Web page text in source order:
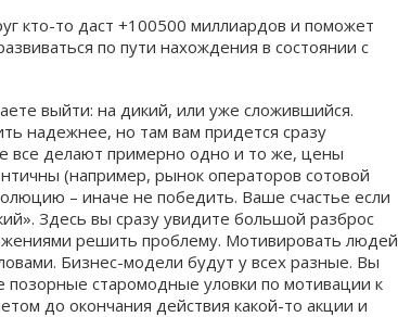
кто-то даст +100500 миллиардов и поможет
по пути нахождения в состоянии с
выйти: на дикий, или уже сложившийся.
надежнее, но там вам придется сразу
все делают примерно одно и то же, цены
(например, рынок операторов сотовой
– иначе не победить. Ваше счастье если
Здесь вы сразу увидите большой разброс
решить проблему. Мотивировать людей
Бизнес-модели будут у всех разные. Вы
позорные старомодные уловки по мотивации к
до окончания действия какой-то акции и